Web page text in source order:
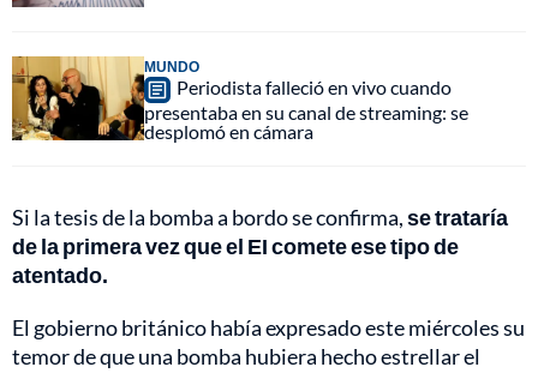
MUNDO
Periodista falleció en vivo cuando
presentaba en su canal de streaming: se
desplomó en cámara
Si la tesis de la bomba a bordo se confirma,se trataría
de la primera vez que el EI comete ese tipo de
atentado.
El gobierno británico había expresado este miércoles su
temor de que una bomba hubiera hecho estrellar el